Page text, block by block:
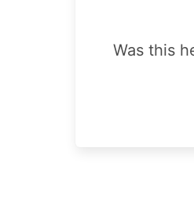
Was this